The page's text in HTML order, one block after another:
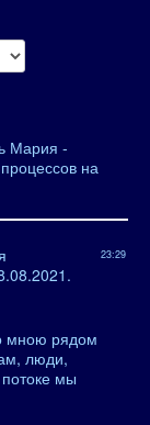
Мария -
на
23:29
мною рядом
люди,
мы